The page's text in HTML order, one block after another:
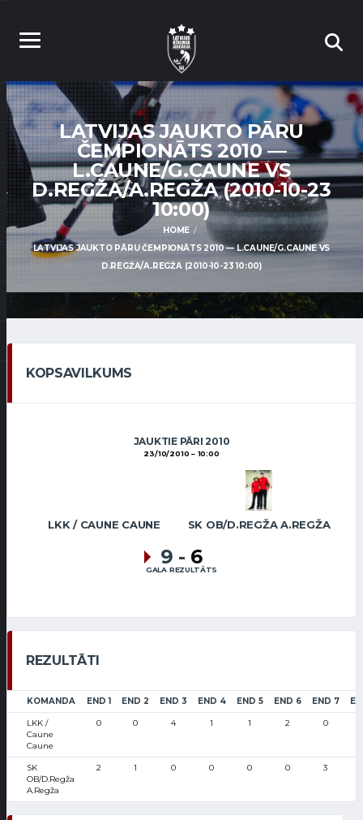
LATVIJAS JAUKTO PĀRU
ČEMPIONĀTS 2010 —
L.CAUNE/G.CAUNE VS
D.REGŽA/A.REGŽA (2010-10-23
10:00)
HOME
LATVIJAS JAUKTO PĀRU ČEMPIONĀTS 2010 — L.CAUNE/G.CAUNE VS
D.REGŽA/A.REGŽA (2010-10-23 10:00)
KOPSAVILKUMS
JAUKTIE PĀRI 2010
23/10/2010 10:00
LKK / CAUNE CAUNE SK OB/D.REGŽA A.REGŽA
9 - 6
GALA REZULTĀTS
REZULTĀTI
KOMANDA END 1 END 2 END 3 END 4 END 5 END 6 END 7
LKK /
Caune
Caune
0 0 4 1 1 2 0
SK
OB/D.Regža
A.Regža
2 1 0 0 0 0 3